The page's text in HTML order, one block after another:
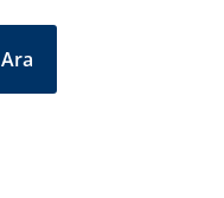
Ara